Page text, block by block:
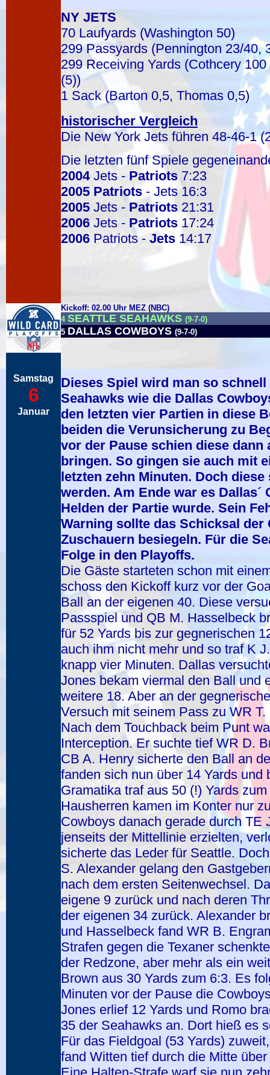
NY JETS
70 Laufyards (Washington 50)
299 Passyards (Pennington 23/40,
299 Receiving Yards (Cothcery
(5))
1 Sack (Barton 0,5, Thomas 0,5)
historischer Vergleich
Die New York Jets führen 48-46-1
Die letzten fünf Spiele
2004Jets - Patriots 7:23
2005 Patriots - Jets 16:3
2005 Jets - Patriots 21:31
2006 Jets - Patriots 17:24
2006 Patriots - Jets 14:17
Samstag
6
Januar
Kickoff: 02.00 Uhr MEZ (NBC)
4 SEATTLE SEAHAWKS (9-7-0)
5 DALLAS COWBOYS (9-7-0)
Dieses Spiel wird man so
Seahawks wie die Dallas
den letzten vier Partien in diese
beiden die Verunsicherung zu
vor der Pause schien diese dann
bringen. So gingen sie auch mit
letzten zehn Minuten. Doch
werden. Am Ende war es
Helden der Partie wurde. Sein
Warning sollte das Schicksal der
Zuschauern besiegeln. Für die
Folge in den Playoffs.
Die Gäste starteten schon mit
schoss den Kickoff kurz vor der
Ball an der eigenen 40. Diese
Passspiel und QB M. Hasselbeck
für 52 Yards bis zur gegnerischen
auch ihm nicht mehr und so traf K
knapp vier Minuten. Dallas
Jones bekam viermal den Ball und
weitere 18. Aber an der
Versuch mit seinem Pass zu WR
Nach dem Touchback beim Punt
Interception. Er suchte tief WR D.
CB A. Henry sicherte den Ball an
fanden sich nun über 14 Yards
Gramatika traf aus 50 (!) Yards
Hausherren kamen im Konter nur
Cowboys danach gerade durch
jenseits der Mittellinie erzielten,
sicherte das Leder für Seattle.
S. Alexander gelang den
nach dem ersten Seitenwechsel.
eigene 9 zurück und nach deren
der eigenen 34 zurück. Alexander
und Hasselbeck fand WR B.
Strafen gegen die Texaner
der Redzone, aber mehr als ein
Brown aus 30 Yards zum 6:3. Es
Minuten vor der Pause die
Jones erlief 12 Yards und Romo
35 der Seahawks an. Dort hieß es
Für das Fieldgoal (53 Yards)
fand Witten tief durch die Mitte